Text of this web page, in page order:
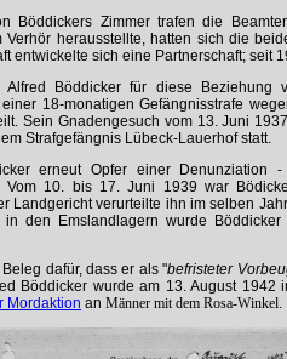
Böddickers Zimmer trafen die
Verhör herausstellte, hatten sich die
entwickelte sich eine Partnerschaft; seit
Böddicker für diese Beziehung
18-monatigen Gefängnisstrafe
Sein Gnadengesuch vom 13. Juni
Strafgefängnis Lübeck-Lauerhof statt.
erneut Opfer einer Denunziation
Vom 10. bis 17. Juni 1939 war
Landgericht verurteilte ihn im selben
in den Emslandlagern wurde
dafür, dass er als "befristeter
Böddicker wurde am 13. August 1942
Mordaktion an Männer mit dem Rosa-Winkel.